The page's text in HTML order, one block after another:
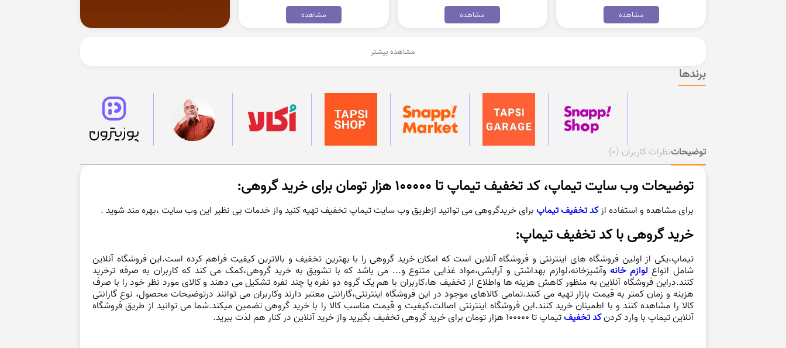
مشاهده مشاهده مشاهده
مشاهده بیشتر
برندها
توضیحاتنظرات کاربران (0)
توضیحات وب سایت تیماپ، کد تخفیف تیماپ تا 100000 هزار تومان برای خرید گروهی:
برای مشاهده و استفاده ازکد تخفیف تیماپ برای خریدگروهی می توانید ازطریق وب سایت تیماپ تخفیف تهیه کنید واز خدمات بی نظیر این وب سایت ،بهره مند شوید .
خرید گروهی با کد تخفیف تیماپ:
تیماپ،یکی از اولین فروشگاه های اینترنتی و فروشگاه آنلاین است که امکان خرید گروهی را با بهترین تخفیف و بالاترین کیفیت فراهم کرده است.این فروشگاه آنلاین
شامل انواع لوازم خانه وآشپزخانه،لوازم بهداشتی و آرایشی،مواد غذایی متنوع و... می باشد که با تشویق به خرید گروهی،کمک می کند که کاربران به صرفه ترخرید
کنند.دراین فروشگاه آنلاین به منظور کاهش هزینه ها واطلاع از تخفیف ها،کاربران با هم یک گروه دو نفره یا چند نفره تشکیل می دهند و کالای مورد نظر خود را با صرف
هزینه و زمان کمتر به قیمت بازار تهیه می کنند.تمامی کالاهای موجود در این فروشگاه اینترنتی،گارانتی معتبر دارند وکاربران می توانند درتوضیحات محصول، نوع گارانتی
کالا را مشاهده کنند و با اطمینان خرید کنند.این فروشگاه اینترنتی اصالت،کیفیت و قیمت مناسب کالا را با خرید گروهی تضمین میکند.شما می توانید از طریق فروشگاه
آنلاین تیماپ با وارد کردن کد تخفیف تیماپ تا 100000 هزار تومان برای خرید گروهی تخفیف بگیرید واز خرید آنلاین در کنار هم لذت ببرید.